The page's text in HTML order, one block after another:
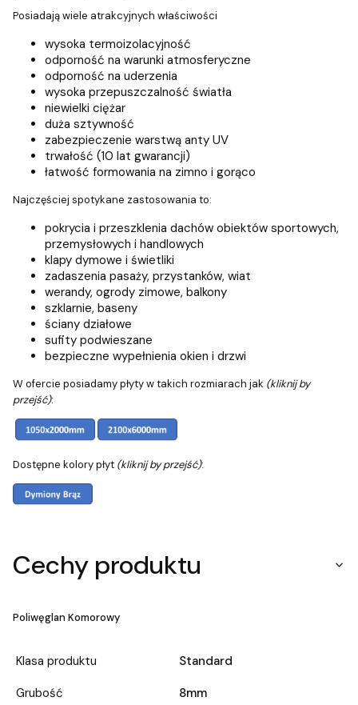
Posiadają wiele atrakcyjnych właściwości
wysoka termoizolacyjność
odporność na warunki atmosferyczne
odporność na uderzenia
wysoka przepuszczalność światła
niewielki ciężar
duża sztywność
zabezpieczenie warstwą anty UV
trwałość (10 lat gwarancji)
łatwość formowania na zimno i gorąco
Najczęściej spotykane zastosowania to:
pokrycia i przeszklenia dachów obiektów sportowych,
przemysłowych i handlowych
klapy dymowe i świetliki
zadaszenia pasaży, przystanków, wiat
werandy, ogrody zimowe, balkony
szklarnie, baseny
ściany działowe
sufity podwieszane
bezpieczne wypełnienia okien i drzwi
W ofercie posiadamy płyty w takich rozmiarach jak (kliknij by
przejść):
Dostępne kolory płyt (kliknij by przejść):
Cechy produktu
Poliwęglan Komorowy
Klasa produktu
Standard
Grubość
8mm